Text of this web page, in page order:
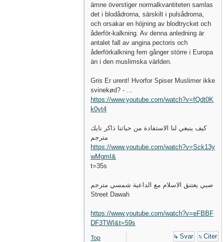
ämne överstiger normalkvantiteten samlas
det i blodådrorna, särskilt i pulsådrorna,
och orsakar en höjning av blodtrycket och
åderför-kalkning. Av denna anledning är
antalet fall av angina pectoris och
åderförkalkning fem gånger större i Europa
än i den muslimska världen.
Gris Er urent! Hvorfor Spiser Muslimer ikke
svinekød? - ...
https://www.youtube.com/watch?v=fQdt0K
k0yt4
كيف ينبغي لنا الاستفادة من حياتنا ذاكر نايك
مترجم
https://www.youtube.com/watch?v=Sck13y
wMgmI&
t=35s
صبي يعتنق الاسلام مع الداعية شمسي مترجم
Street Dawah
https://www.youtube.com/watch?v=eFBBF
DF3TWI&t=59s
Top Svar Citer